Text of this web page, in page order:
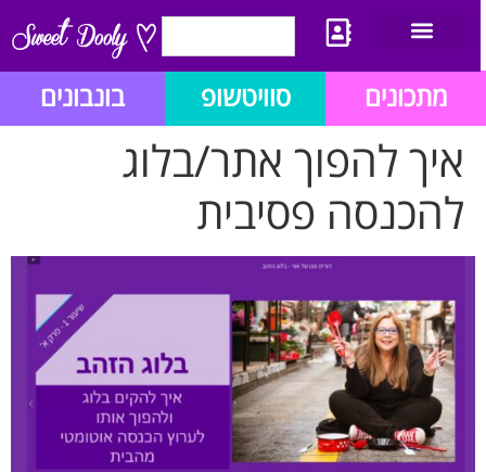
מתכונים סוויטשופ בונבונים
איך להפוך אתר/בלוג
להכנסה פסיבית